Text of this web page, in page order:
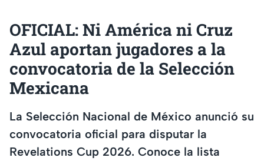
OFICIAL: Ni América ni Cruz
Azul aportan jugadores a la
convocatoria de la Selección
Mexicana
La Selección Nacional de México anunció su
convocatoria oficial para disputar la
Revelations Cup 2026. Conoce la lista